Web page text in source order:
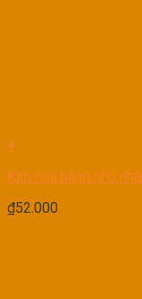
+
Kìm mũi bằng nhỏ
₫52.000